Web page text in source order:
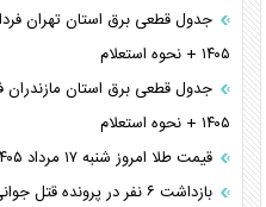
۱۴۰۵ + نحوه استعلام
۱۴۰۵ + نحوه استعلام
قیمت طلا امروز شنبه ۱۷ مرداد ۱۴۰۵ + جدول
بازداشت ۶ نفر در پرونده قتل جوانی در ستارخان